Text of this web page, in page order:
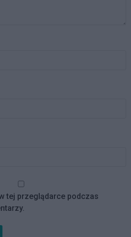
tej przeglądarce podczas